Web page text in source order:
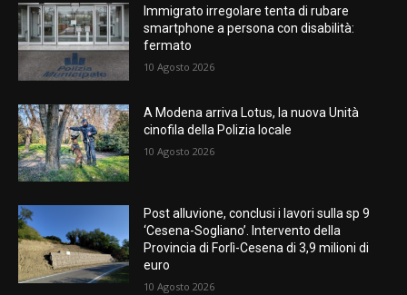
Immigrato irregolare tenta di rubare
smartphone a persona con disabilità:
fermato
10 Agosto 2026
A Modena arriva Lotus, la nuova Unità
cinofila della Polizia locale
10 Agosto 2026
Post alluvione, conclusi i lavori sulla sp 9
‘Cesena-Sogliano’. Intervento della
Provincia di Forlì-Cesena di 3,9 milioni di
euro
10 Agosto 2026